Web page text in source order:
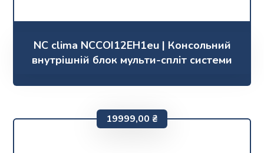
NC clima NCCOI12EH1eu | Консольний
внутрішній блок мульти-спліт системи
19999,00 ₴